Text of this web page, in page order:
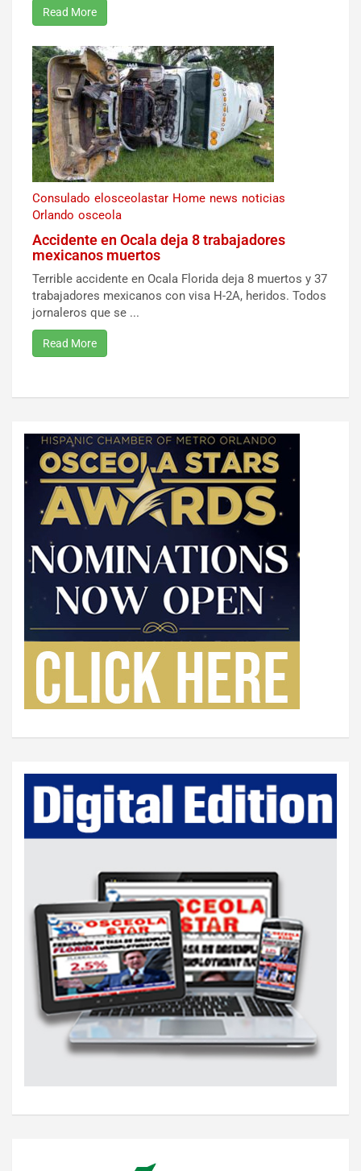
Read More
Consulado elosceolastar Home news noticias
Orlando osceola
Accidente en Ocala deja 8 trabajadores
mexicanos muertos
Terrible accidente en Ocala Florida deja 8 muertos y 37
trabajadores mexicanos con visa H-2A, heridos. Todos
jornaleros que se ...
Read More